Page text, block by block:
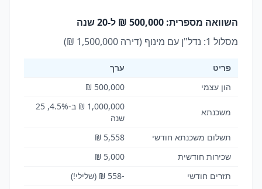
השוואה מספרית: 500,000 ₪ ל-20 שנה
מסלול 1: נדל"ן עם מינוף (דירה 1,500,000 ₪)
פריט
ערך
הון עצמי
500,000 ₪
משכנתא
1,000,000 ₪ ב-4.5%, 25
שנה
תשלום משכנתא חודשי
5,558 ₪
שכירות חודשית
5,000 ₪
תזרים חודשי
-558 ₪ (שלילי!)